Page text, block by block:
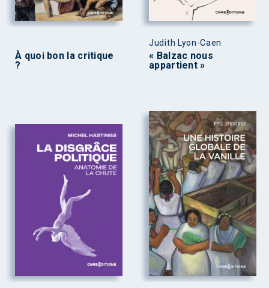
À quoi bon la critique
?
Judith Lyon-Caen
« Balzac nous
appartient »